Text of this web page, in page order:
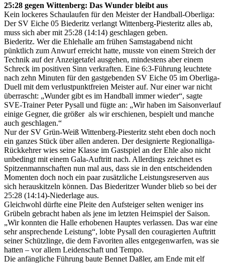
25:28 gegen Wittenberg: Das Wunder bleibt aus
Kein lockeres Schaulaufen für den Meister der Handball-Oberliga:
Der SV Eiche 05 Biederitz verlangt Wittenberg-Piesteritz alles ab,
muss sich aber mit 25:28 (14:14) geschlagen geben.
Biederitz. Wer die Ehlehalle am frühen Samstagabend nicht
pünktlich zum Anwurf erreicht hatte, musste von einem Streich der
Technik auf der Anzeigetafel ausgehen, mindestens aber einem
Schreck im positiven Sinn verkraften. Eine 6:3-Führung leuchtete
nach zehn Minuten für den gastgebenden SV Eiche 05 im Oberliga-
Duell mit dem verlustpunktfreien Meister auf. Nur einer war nicht
überrascht: „Wunder gibt es im Handball immer wieder“, sagte
SVE-Trainer Peter Pysall und fügte an: „Wir haben im Saisonverlauf
einige Gegner, die größer als wir erschienen, bespielt und manche
auch geschlagen.“
Nur der SV Grün-Weiß Wittenberg-Piesteritz steht eben doch noch
ein ganzes Stück über allen anderen. Der designierte Regionalliga-
Rückkehrer wies seine Klasse im Gastspiel an der Ehle also nicht
unbedingt mit einem Gala-Auftritt nach. Allerdings zeichnet es
Spitzenmannschaften nun mal aus, dass sie in den entscheidenden
Momenten doch noch ein paar zusätzliche Leistungsreserven aus
sich herauskitzeln können. Das Biederitzer Wunder blieb so bei der
25:28 (14:14)-Niederlage aus.
Gleichwohl dürfte eine Pleite den Aufsteiger selten weniger ins
Grübeln gebracht haben als jene im letzten Heimspiel der Saison.
„Wir konnten die Halle erhobenen Hauptes verlassen. Das war eine
sehr ansprechende Leistung“, lobte Pysall den couragierten Auftritt
seiner Schützlinge, die dem Favoriten alles entgegenwarfen, was sie
hatten – vor allem Leidenschaft und Tempo.
Die anfängliche Führung baute Bennet Daßler, am Ende mit elf